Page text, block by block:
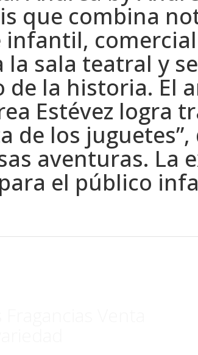
que combina
sala teatral y
la historia. El
Estévez logra
de los
aventuras. La
el público